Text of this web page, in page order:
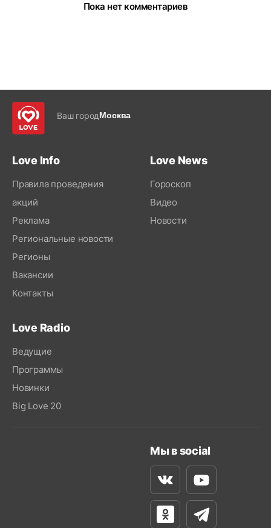
Пока нет комментариев
Ваш городМосква
Love Info
Правила проведения
акций
Реклама
Региональные новости
Регионы
Вакансии
Контакты
Love News
Гороскоп
Видео
Новости
Love Radio
Ведущие
Программы
Новинки
Big Love 20
Мы в social
ВконтактеYoutube
Одноклассники
Телеграм